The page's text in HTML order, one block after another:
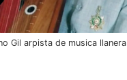
Gil arpista de musica llanera